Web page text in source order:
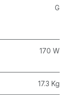
G
170 W
17.3 Kg